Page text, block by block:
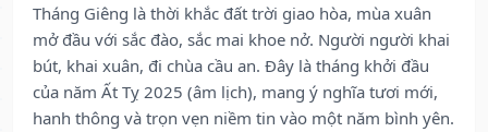
Tháng Giêng là thời khắc đất trời giao hòa, mùa xuân
mở đầu với sắc đào, sắc mai khoe nở. Người người khai
bút, khai xuân, đi chùa cầu an. Đây là tháng khởi đầu
của năm Ất Tỵ 2025 (âm lịch), mang ý nghĩa tươi mới,
hanh thông và trọn vẹn niềm tin vào một năm bình yên.